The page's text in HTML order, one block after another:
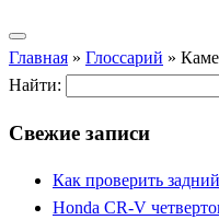
Главная » Глоссарий »
Найти:
Свежие записи
Как проверить
Honda CR-V